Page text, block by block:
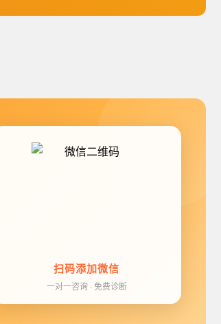
扫码添加微信
一对一咨询 · 免费诊断